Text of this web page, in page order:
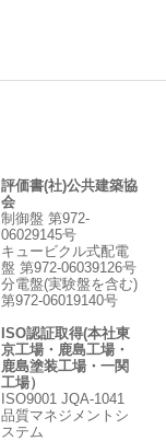
評価書(社)公共建築協
会
制御盤 第972-
06029145号
キュービクル式配電
盤 第972-06039126号
分電盤(実験盤を含む)
第972-06019140号
ISO認証取得(本社東
京工場・鹿島工場・
鹿島塗装工場・一関
工場）
ISO9001 JQA-1041
品質マネジメントシ
ステム